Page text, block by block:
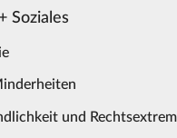
Soziales
und